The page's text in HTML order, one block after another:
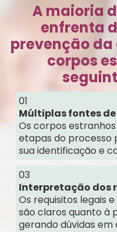
A maioria
enfrenta
prevenção
corpos
01
Múltiplas fontes
Os corpos
etapas do processo
sua identificação e
03
Interpretação dos
Os requisitos legais
são claros quanto à
gerando dúvidas em